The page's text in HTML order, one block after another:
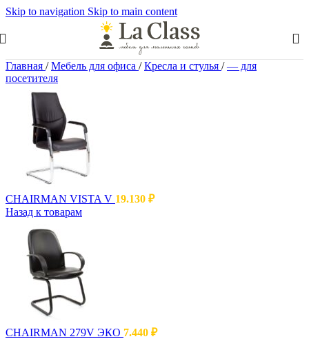
Skip to navigation Skip to main content
Главная / Мебель для офиса / Кресла и стулья / — для
посетителя
CHAIRMAN VISTA V 19.130 ₽
Назад к товарам
CHAIRMAN 279V ЭКО 7.440 ₽